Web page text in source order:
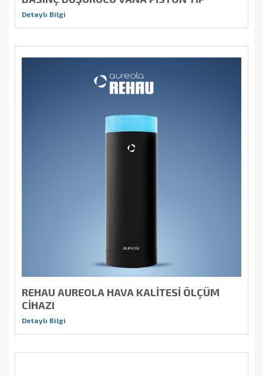
Detaylı Bilgi
REHAU AUREOLA HAVA KALİTESİ ÖLÇÜM
CİHAZI
Detaylı Bilgi